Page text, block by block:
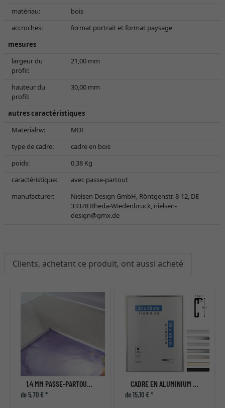
matériau:
bois
accroches:
format portrait et format paysage
mesures
largeur du
profil:
21,00 mm
hauteur du
profil:
30,00 mm
autres caractéristiques
Materialrw:
MDF
type de cadre:
cadre en bois
poids:
0,38 Kg
caractéristique:
avec passe-partout
manufacturer:
Nielsen Design GmbH, Röntgenstr. 8-12, DE
33378 Rheda-Wiedenbrück, nielsen-
design@gmx.de
Clients, achetant ce produit, ont aussi acheté
1,4 MM PASSE-PARTOUT STANDARD
de 5,70 € *
CADRE EN ALUMINIUM ACCENT
de 15,10 € *